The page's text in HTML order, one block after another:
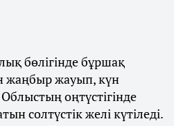
бөлігінде бұршақ
жаңбыр жауып, күн
оңтүстігінде
солтүстік желі күтіледі.